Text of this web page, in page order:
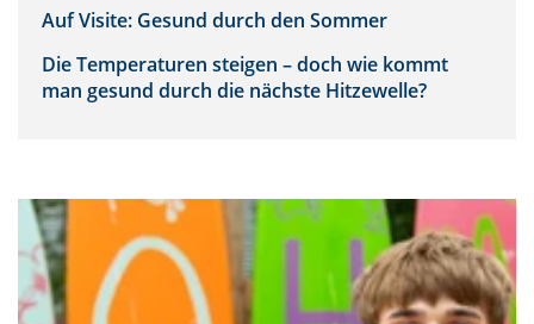
Auf Visite: Gesund durch den Sommer
Die Temperaturen steigen – doch wie kommt
man gesund durch die nächste Hitzewelle?